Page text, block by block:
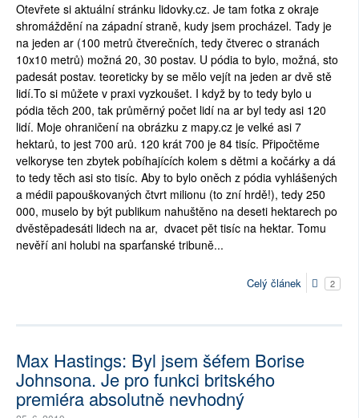
Otevřete si aktuální stránku lidovky.cz. Je tam fotka z okraje
shromáždění na západní straně, kudy jsem procházel. Tady je
na jeden ar (100 metrů čtverečních, tedy čtverec o stranách
10x10 metrů) možná 20, 30 postav. U pódia to bylo, možná, sto
padesát postav. teoreticky by se mělo vejít na jeden ar dvě stě
lidí.To si můžete v praxi vyzkoušet. I když by to tedy bylo u
pódia těch 200, tak průměrný počet lidí na ar byl tedy asi 120
lidí. Moje ohraničení na obrázku z mapy.cz je velké asi 7
hektarů, to jest 700 arů. 120 krát 700 je 84 tisíc. Připočtěme
velkoryse ten zbytek pobíhajících kolem s dětmi a kočárky a dá
to tedy těch asi sto tisíc. Aby to bylo oněch z pódia vyhlášených
a médii papouškovaných čtvrt milionu (to zní hrdě!), tedy 250
000, muselo by být publikum nahuštěno na deseti hektarech po
dvěstěpadesáti lidech na ar, dvacet pět tisíc na hektar. Tomu
nevěří ani holubi na sparťanské tribuně...
Celý článek 2
Max Hastings: Byl jsem šéfem Borise
Johnsona. Je pro funkci britského
premiéra absolutně nevhodný